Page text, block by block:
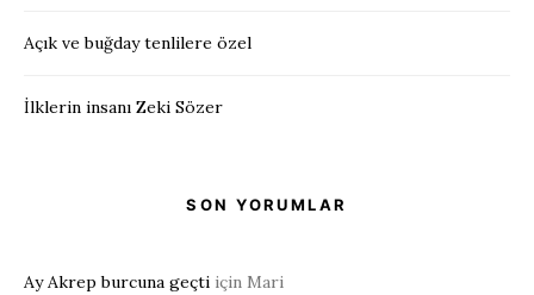
Açık ve buğday tenlilere özel
İlklerin insanı Zeki Sözer
SON YORUMLAR
Ay Akrep burcuna geçti için Mari